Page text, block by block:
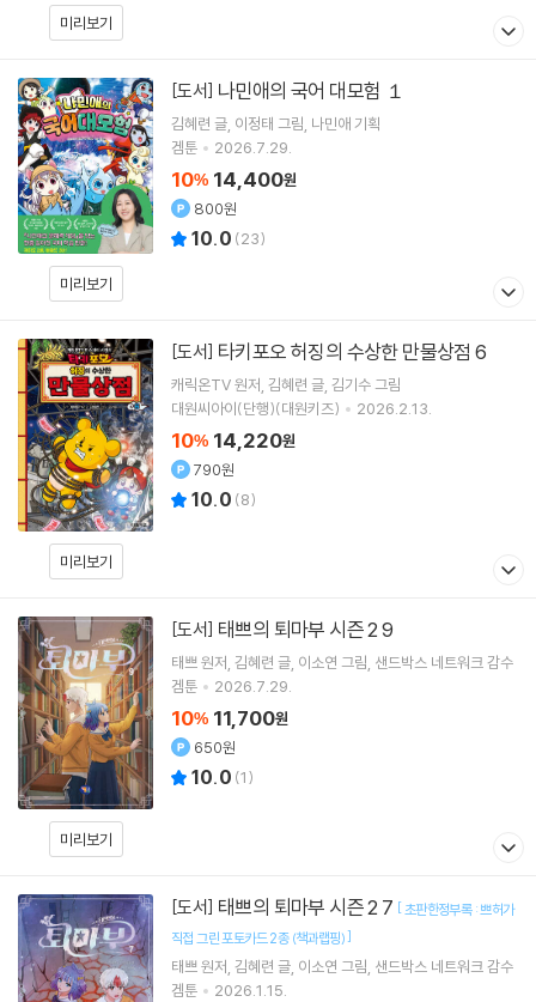
미리보기
미리보기
[도서] 나민애의 국어 대모험 １
김혜련 글 이정태 그림 나민애기획
겜툰
2026.7.29.
10% 14,400원
800원
10.0 (23)
미리보기
[도서] 타키포오 허징의 수상한 만물상점 6
캐릭온TV원저 김혜련 글 김기수그림
대원씨아이(단행)(대원키즈)
2026.2.13.
10% 14,220원
790원
10.0 (8)
미리보기
[도서] 태쁘의 퇴마부 시즌 2 9
태쁘 원저 김혜련 글 이소연 그림 샌드박스 네트워크 감수
겜툰
2026.7.29.
10% 11,700원
650원
10.0 (1)
[도서] 태쁘의 퇴마부 시즌 2 7 [초판한정부록 : 쁘허가
직접 그린 포토카드 2종 (책과랩핑)]
태쁘 원저 김혜련 글 이소연 그림 샌드박스 네트워크 감수
겜툰
2026.1.15.